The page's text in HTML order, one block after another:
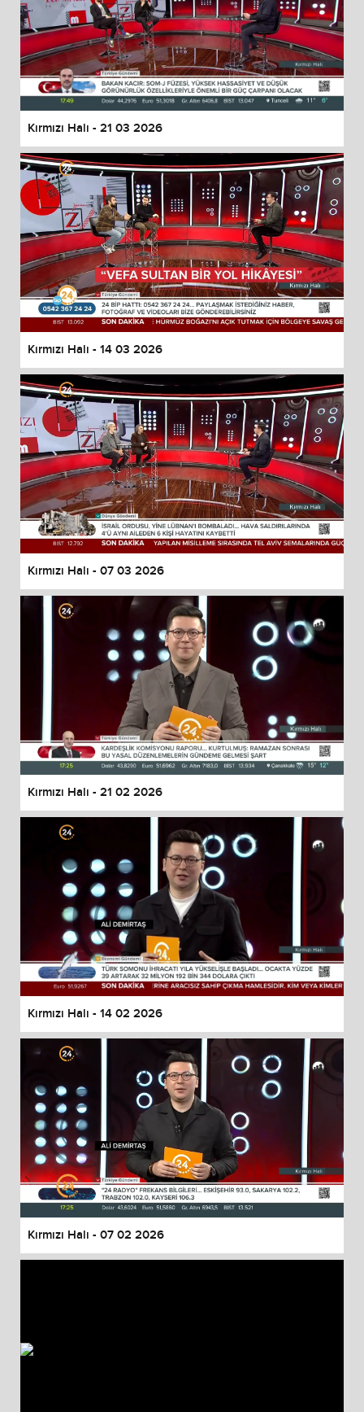
Kırmızı Halı - 21 03 2026
Kırmızı Halı - 14 03 2026
Kırmızı Halı - 07 03 2026
Kırmızı Halı - 21 02 2026
Kırmızı Halı - 14 02 2026
Kırmızı Halı - 07 02 2026